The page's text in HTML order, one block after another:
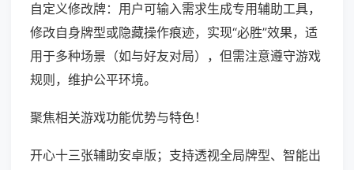
自定义修改牌：用户可输入需求生成专用辅助工具，
修改自身牌型或隐藏操作痕迹，实现“必胜”效果，适
用于多种场景（如与好友对局），但需注意遵守游戏
规则，维护公平环境。
聚焦相关游戏功能优势与特色！
开心十三张辅助安卓版；支持透视全局牌型、智能出